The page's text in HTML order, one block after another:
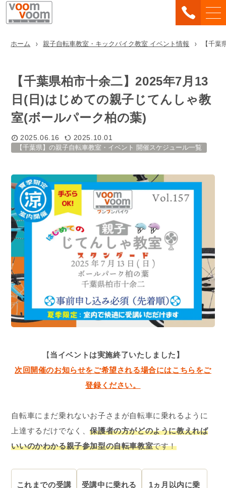
ホーム 親子自転車教室・キックバイク教室 イベント情報 【千
【千葉県柏市十余二】2025年7月13
日(日)はじめての親子じてんしゃ教
室(ボールパーク柏の葉)
2025.06.16 2025.10.01
【千葉県】の親子自転車教室・イベント 開催スケジュール一覧
【当イベントは実施終了いたしました】
次回開催のお知らせをご希望される場合にはこちらをご
登録ください。
自転車にまだ乗れないお子さまが自転車に乗れるように
上達するだけでなく、保護者の方がどのように教えれば
いいのかわかる親子参加型の自転車教室です！
これまでの受講
受講中に乗れる
1ヵ月以内に乗